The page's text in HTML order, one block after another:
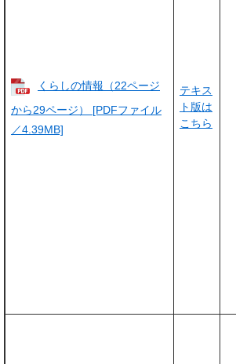
くらしの情報（22ページ
から29ページ） [PDFファイル
／4.39MB]
テキス
ト版は
こちら